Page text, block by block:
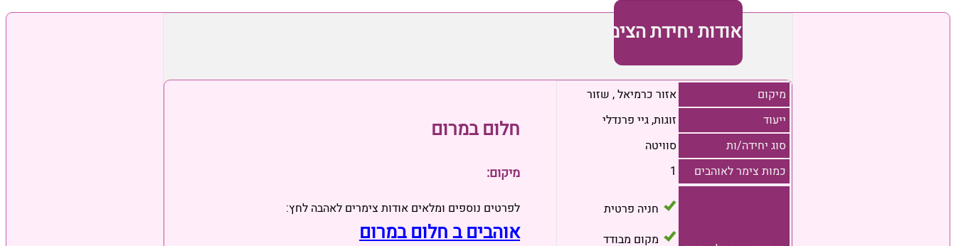
אודות יחידת הצימר
מיקום אזור כרמיאל, שזור
ייעוד
זוגות, גיי פרנדלי
סוג יחידה/ות
סוויטה
כמות צימר לאוהבים
1
חניה פרטית
מקום מבודד
חלום במרום
מיקום:
לפרטים נוספים ומלאים אודות צימרים לאהבה לחץ:
אוהבים ב חלום במרום